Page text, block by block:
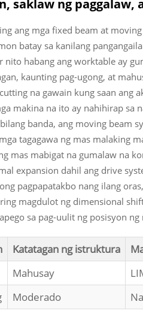
saklaw ng
ang mga fixed beam at
batay sa kanilang
nito habang ang worktable ay
kaunting pag-ugong, at
na gawain kung saan ang
makina na ito ay nahihirap sa
banda, ang moving beam
tagagawa ng mas malaking
mas mabigat na gumalaw na
expansion dahil ang drive
pagpapatakbo nang ilang
magdulot ng dimensional
sa pag-uulit ng posisyon
Katatagan ng istruktura
Mahusay
Moderado